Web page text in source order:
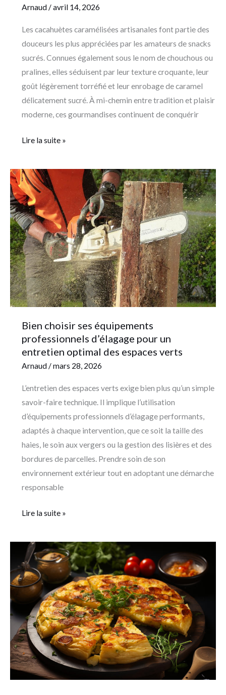
Arnaud/avril 14, 2026
Les cacahuètes caramélisées artisanales font partie des
douceurs les plus appréciées par les amateurs de snacks
sucrés. Connues également sous le nom de chouchous ou
pralines, elles séduisent par leur texture croquante, leur
goût légèrement torréfié et leur enrobage de caramel
délicatement sucré. À mi-chemin entre tradition et plaisir
moderne, ces gourmandises continuent de conquérir
Lire la suite »
Bien choisir ses équipements
professionnels d’élagage pour un
entretien optimal des espaces verts
Arnaud/mars 28, 2026
L’entretien des espaces verts exige bien plus qu’un simple
savoir-faire technique. Il implique l’utilisation
d’équipements professionnels d’élagage performants,
adaptés à chaque intervention, que ce soit la taille des
haies, le soin aux vergers ou la gestion des lisières et des
bordures de parcelles. Prendre soin de son
environnement extérieur tout en adoptant une démarche
responsable
Bien
choisir
ses
équipements
professionnels
d’élagage
pour
un
entretien
optimal
espaces
verts
Lire la suite »
Une
omelette
100
végétale
sans
compromis
sur
la
texture